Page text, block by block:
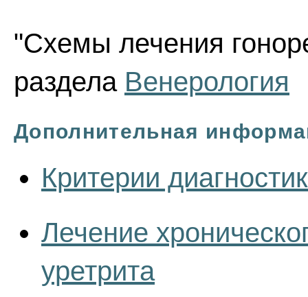
"Схемы лечения
раздела Венерология
Дополнительная
Критерии
Лечение
уретрита